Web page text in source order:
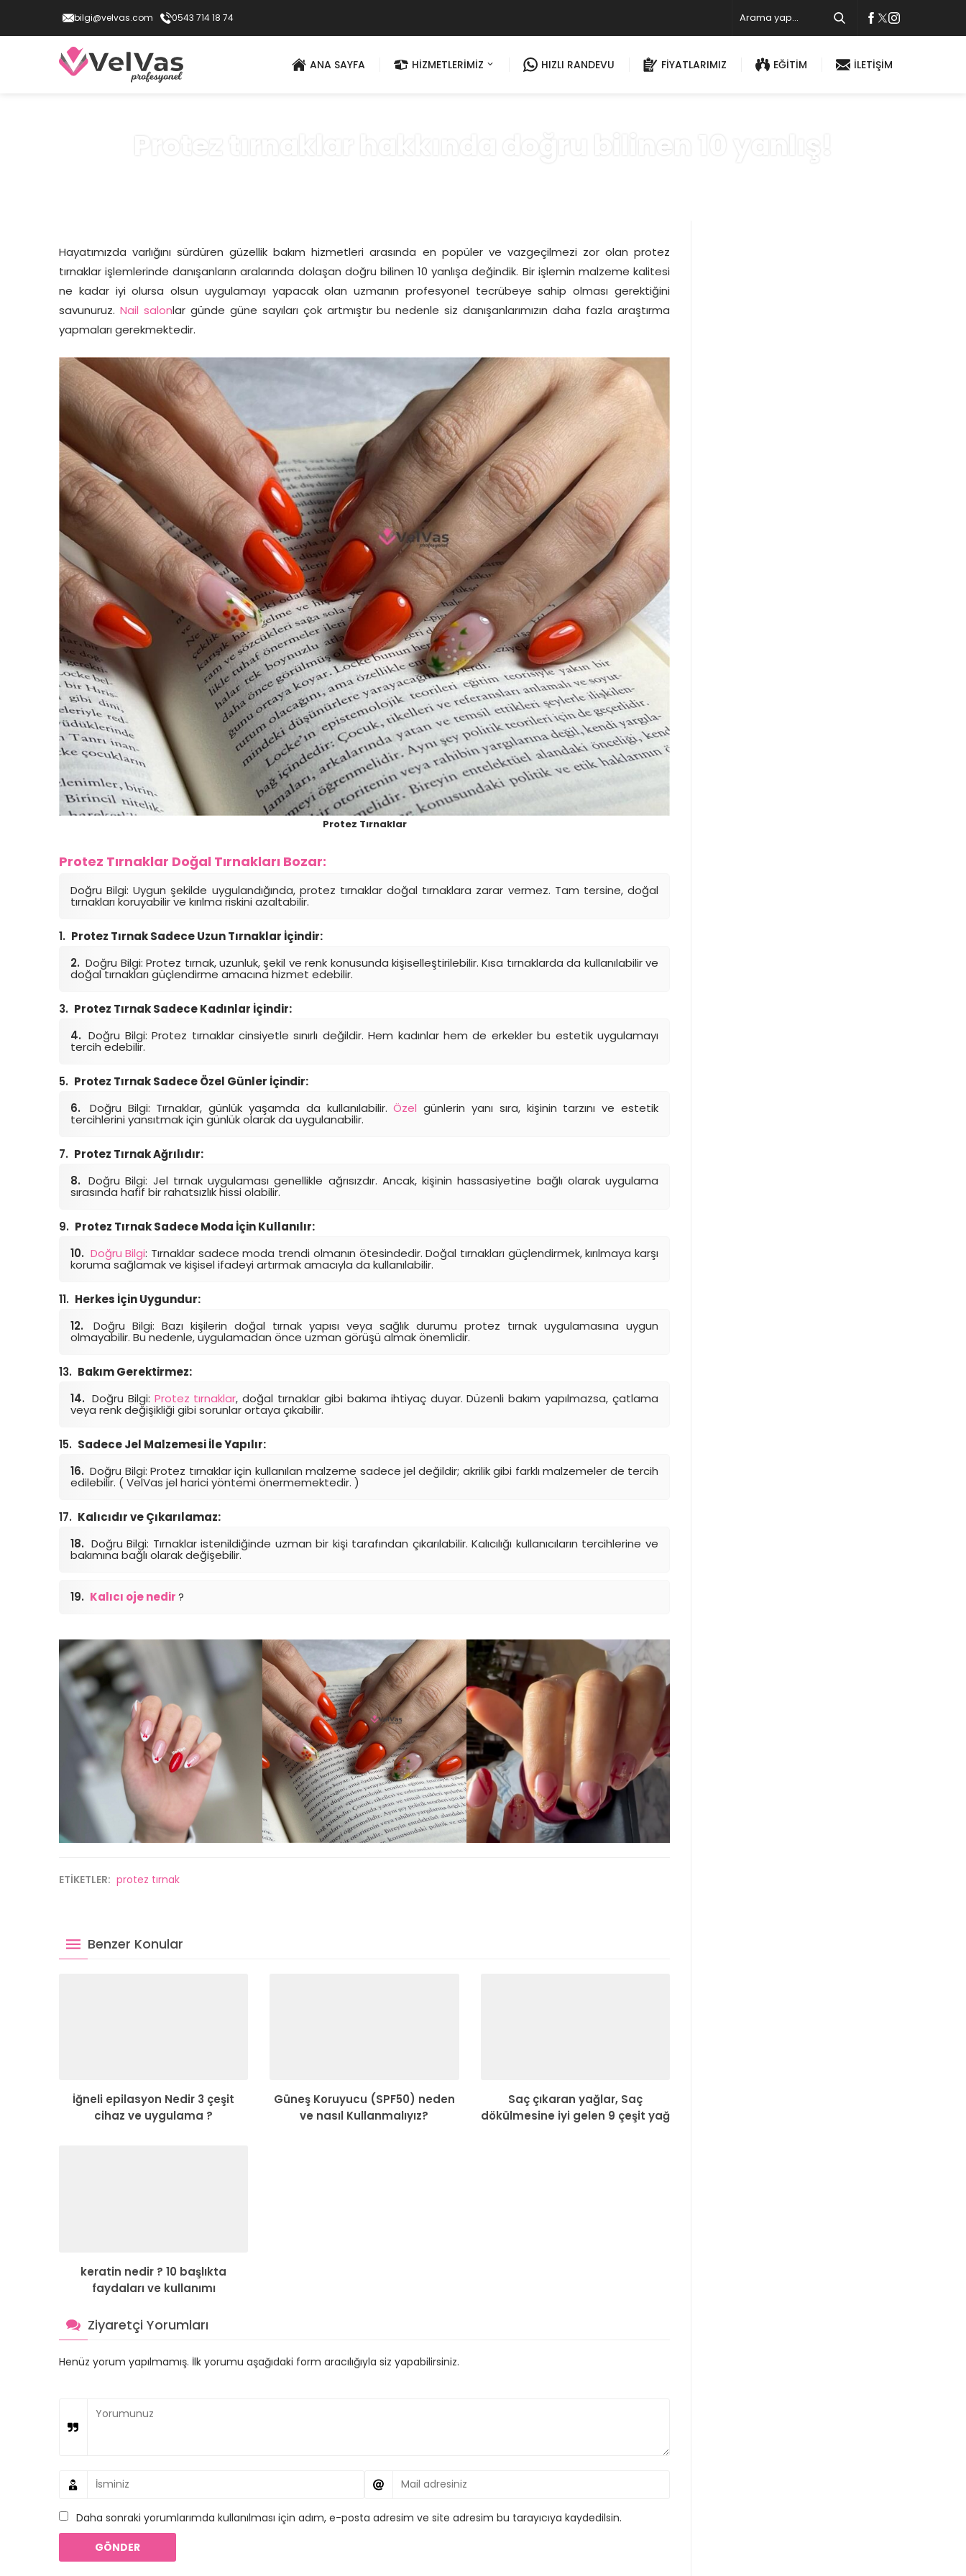
bilgi@velvas.com 0543 714 18 74
ANA SAYFA HİZMETLERİMİZ HIZLI RANDEVU FİYATLARIMIZ EĞİTİM İLETİŞİM
Protez tırnaklar hakkında doğru bilinen 10 yanlış!
Hayatımızda varlığını sürdüren güzellik bakım hizmetleri arasında en popüler ve vazgeçilmezi zor olan protez
tırnaklar işlemlerinde danışanların aralarında dolaşan doğru bilinen 10 yanlışa değindik. Bir işlemin malzeme kalitesi
ne kadar iyi olursa olsun uygulamayı yapacak olan uzmanın profesyonel tecrübeye sahip olması gerektiğini
savunuruz. Nail salonlar günde güne sayıları çok artmıştır bu nedenle siz danışanlarımızın daha fazla araştırma
yapmaları gerekmektedir.
Protez Tırnaklar
Protez Tırnaklar Doğal Tırnakları Bozar:
Doğru Bilgi: Uygun şekilde uygulandığında, protez tırnaklar doğal tırnaklara zarar vermez. Tam tersine, doğal
tırnakları koruyabilir ve kırılma riskini azaltabilir.
Protez Tırnak Sadece Uzun Tırnaklar İçindir:
Doğru Bilgi: Protez tırnak, uzunluk, şekil ve renk konusunda kişiselleştirilebilir. Kısa tırnaklarda da kullanılabilir ve
doğal tırnakları güçlendirme amacına hizmet edebilir.
Protez Tırnak Sadece Kadınlar İçindir:
Doğru Bilgi: Protez tırnaklar cinsiyetle sınırlı değildir. Hem kadınlar hem de erkekler bu estetik uygulamayı
tercih edebilir.
Protez Tırnak Sadece Özel Günler İçindir:
Doğru Bilgi: Tırnaklar, günlük yaşamda da kullanılabilir.Özelgünlerin yanı sıra, kişinin tarzını ve estetik
tercihlerini yansıtmak için günlük olarak da uygulanabilir.
Protez Tırnak Ağrılıdır:
Doğru Bilgi: Jel tırnak uygulaması genellikle ağrısızdır. Ancak, kişinin hassasiyetine bağlı olarak uygulama
sırasında hafif bir rahatsızlık hissi olabilir.
Protez Tırnak Sadece Moda İçin Kullanılır:
Doğru Bilgi: Tırnaklar sadece moda trendi olmanın ötesindedir. Doğal tırnakları güçlendirmek, kırılmaya karşı
koruma sağlamak ve kişisel ifadeyi artırmak amacıyla da kullanılabilir.
Herkes İçin Uygundur:
Doğru Bilgi: Bazı kişilerin doğal tırnak yapısı veya sağlık durumu protez tırnak uygulamasına uygun
olmayabilir. Bu nedenle, uygulamadan önce uzman görüşü almak önemlidir.
Bakım Gerektirmez:
Doğru Bilgi: Protez tırnaklar, doğal tırnaklar gibi bakıma ihtiyaç duyar. Düzenli bakım yapılmazsa, çatlama
veya renk değişikliği gibi sorunlar ortaya çıkabilir.
Sadece Jel Malzemesi İle Yapılır:
Doğru Bilgi: Protez tırnaklar için kullanılan malzeme sadece jel değildir; akrilik gibi farklı malzemeler de tercih
edilebilir. ( VelVas jel harici yöntemi önermemektedir. )
Kalıcıdır ve Çıkarılamaz:
Doğru Bilgi: Tırnaklar istenildiğinde uzman bir kişi tarafından çıkarılabilir. Kalıcılığı kullanıcıların tercihlerine ve
bakımına bağlı olarak değişebilir.
Kalıcı oje nedir?
ETİKETLER: protez tırnak
Benzer Konular
İğneli epilasyon Nedir 3 çeşit
cihaz ve uygulama ?
Güneş Koruyucu (SPF50) neden
ve nasıl Kullanmalıyız?
Saç çıkaran yağlar, Saç
dökülmesine iyi gelen 9 çeşit yağ
keratin nedir ? 10 başlıkta
faydaları ve kullanımı
Ziyaretçi Yorumları
Henüz yorum yapılmamış. İlk yorumu aşağıdaki form aracılığıyla siz yapabilirsiniz.
Daha sonraki yorumlarımda kullanılması için adım, e-posta adresim ve site adresim bu tarayıcıya kaydedilsin.